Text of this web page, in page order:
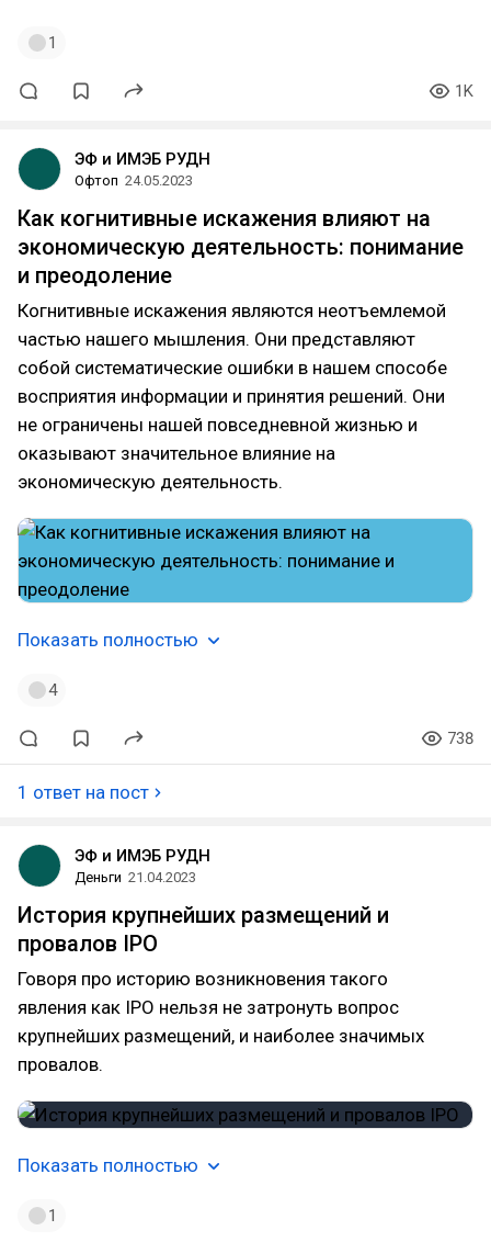
1
1K
ЭФ и ИМЭБ РУДН
Офтоп 24.05.2023
Как когнитивные искажения влияют на
экономическую деятельность: понимание
и преодоление
Когнитивные искажения являются неотъемлемой
частью нашего мышления. Они представляют
собой систематические ошибки в нашем способе
восприятия информации и принятия решений. Они
не ограничены нашей повседневной жизнью и
оказывают значительное влияние на
экономическую деятельность.
Показать полностью
4
738
1 ответ на пост
ЭФ и ИМЭБ РУДН
Деньги 21.04.2023
История крупнейших размещений и
провалов IPO
Говоря про историю возникновения такого
явления как IPO нельзя не затронуть вопрос
крупнейших размещений, и наиболее значимых
провалов.
Показать полностью
1